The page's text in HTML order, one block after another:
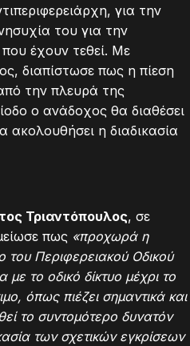
για την
του για την
έχουν τεθεί. Με
διαπίστωσε πως η πίεση
την πλευρά της
ο ανάδοχος θα διαθέσει
ακολουθήσει η διαδικασία
Τριαντόπουλος, σε
πως «προχωρά η
Περιφερειακού Οδικού
το οδικό δίκτυο μέχρι το
όπως πιέζει σημαντικά και
το συντομότερο δυνατόν
των σχετικών εγκρίσεων